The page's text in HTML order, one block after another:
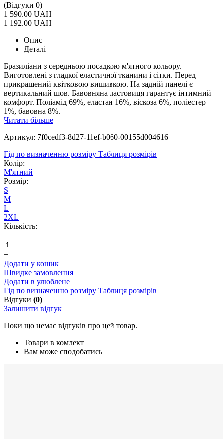
(Відгуки 0)
1 590.00 UAH
1 192.00 UAH
Опис
Деталі
Бразиліани з середньою посадкою м'ятного кольору.
Виготовлені з гладкої еластичної тканини і сітки. Перед
прикрашений квітковою вишивкою. На задній панелі є
вертикальний шов. Бавовняна ластовиця гарантує інтимний
комфорт. Поліамід 69%, еластан 16%, віскоза 6%, поліестер
1%, бавовна 8%.
Читати більше
Артикул: 7f0cedf3-8d27-11ef-b060-00155d004616
Гід по визначенню розміру Таблиця розмірів
Колір:
М'ятний
Розмір:
S
M
L
2XL
Кількість:
−
+
Додати у кошик
Швидке замовлення
Додати в улюблене
Гід по визначенню розміру Таблиця розмірів
Відгуки (0)
Залишити відгук
Поки що немає відгуків про цей товар.
Товари в комлект
Вам може сподобатись